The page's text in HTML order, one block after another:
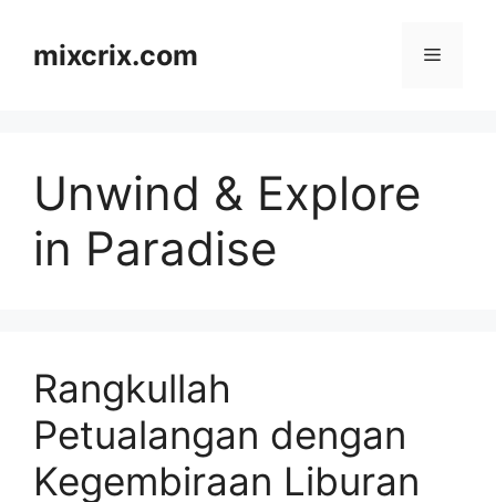
contentmixcrix.com Menu
Unwind & Explore
in Paradise
Rangkullah
Petualangan dengan
Kegembiraan Liburan